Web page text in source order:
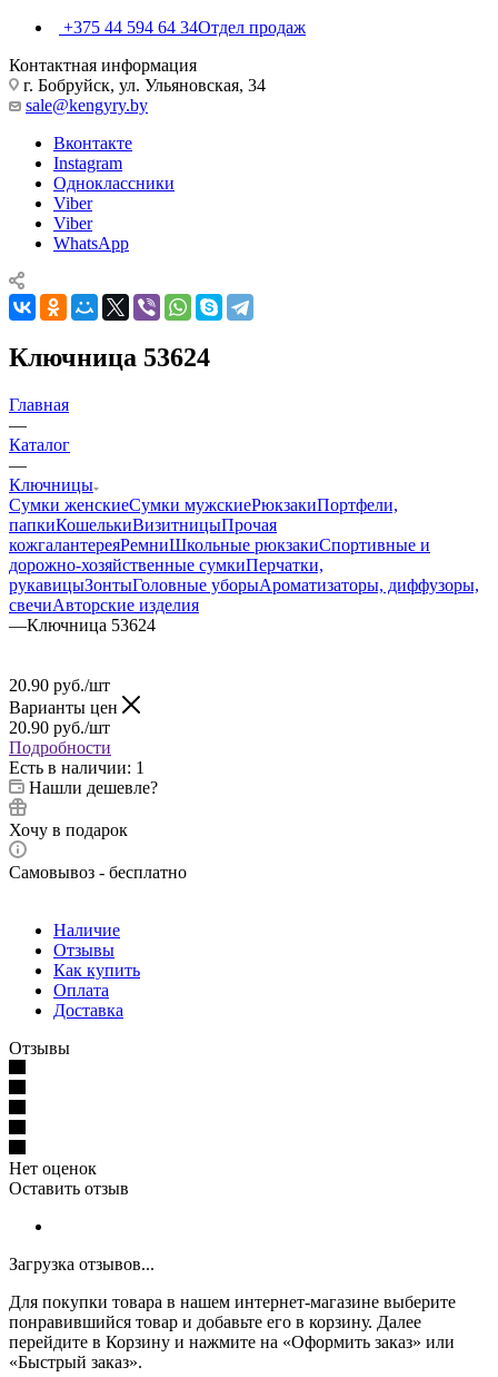
+375 44 594 64 34Отдел продаж
Контактная информация
г. Бобруйск, ул. Ульяновская, 34
sale@kengyry.by
Вконтакте
Instagram
Одноклассники
Viber
Viber
WhatsApp
Ключница 53624
Главная
—
Каталог
—
Ключницы
Сумки женскиеСумки мужскиеРюкзакиПортфели,
папкиКошелькиВизитницыПрочая
кожгалантереяРемниШкольные рюкзакиСпортивные и
дорожно-хозяйственные сумкиПерчатки,
рукавицыЗонтыГоловные уборыАроматизаторы, диффузоры,
свечиАвторские изделия
—Ключница 53624
20.90 руб./шт
Варианты цен
20.90 руб./шт
Подробности
Есть в наличии: 1
Нашли дешевле?
Хочу в подарок
Самовывоз - бесплатно
Наличие
Отзывы
Как купить
Оплата
Доставка
Отзывы
Нет оценок
Оставить отзыв
Загрузка отзывов...
Для покупки товара в нашем интернет-магазине выберите
понравившийся товар и добавьте его в корзину. Далее
перейдите в Корзину и нажмите на «Оформить заказ» или
«Быстрый заказ».